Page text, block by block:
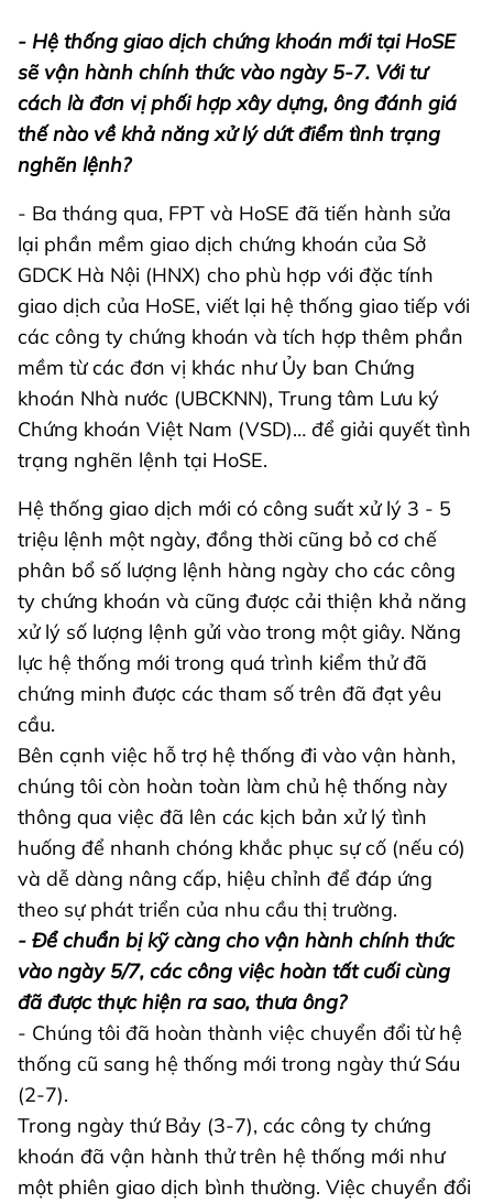
- Hệ thống giao dịch chứng khoán mới tại HoSE
sẽ vận hành chính thức vào ngày 5-7. Với tư
cách là đơn vị phối hợp xây dựng, ông đánh giá
thế nào về khả năng xử lý dứt điểm tình trạng
nghẽn lệnh?
- Ba tháng qua, FPT và HoSE đã tiến hành sửa
lại phần mềm giao dịch chứng khoán của Sở
GDCK Hà Nội (HNX) cho phù hợp với đặc tính
giao dịch của HoSE, viết lại hệ thống giao tiếp với
các công ty chứng khoán và tích hợp thêm phần
mềm từ các đơn vị khác như Ủy ban Chứng
khoán Nhà nước (UBCKNN), Trung tâm Lưu ký
Chứng khoán Việt Nam (VSD)… để giải quyết tình
trạng nghẽn lệnh tại HoSE.
Hệ thống giao dịch mới có công suất xử lý 3 - 5
triệu lệnh một ngày, đồng thời cũng bỏ cơ chế
phân bổ số lượng lệnh hàng ngày cho các công
ty chứng khoán và cũng được cải thiện khả năng
xử lý số lượng lệnh gửi vào trong một giây. Năng
lực hệ thống mới trong quá trình kiểm thử đã
chứng minh được các tham số trên đã đạt yêu
cầu.
Bên cạnh việc hỗ trợ hệ thống đi vào vận hành,
chúng tôi còn hoàn toàn làm chủ hệ thống này
thông qua việc đã lên các kịch bản xử lý tình
huống để nhanh chóng khắc phục sự cố (nếu có)
và dễ dàng nâng cấp, hiệu chỉnh để đáp ứng
theo sự phát triển của nhu cầu thị trường.
- Để chuẩn bị kỹ càng cho vận hành chính thức
vào ngày 5/7, các công việc hoàn tất cuối cùng
đã được thực hiện ra sao, thưa ông?
- Chúng tôi đã hoàn thành việc chuyển đổi từ hệ
thống cũ sang hệ thống mới trong ngày thứ Sáu
(2-7).
Trong ngày thứ Bảy (3-7), các công ty chứng
khoán đã vận hành thử trên hệ thống mới như
một phiên giao dịch bình thường. Việc chuyển đổi